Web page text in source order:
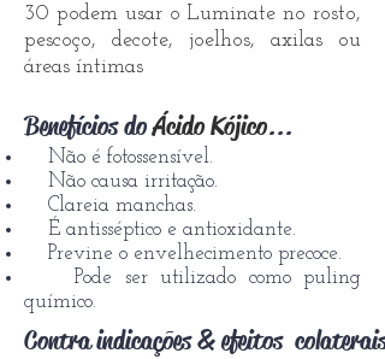
30 podem usar o Luminate no rosto,
pescoço, decote, joelhos, axilas ou
áreas íntimas
Benefícios doÁcido Kójico...
Não é fotossensível.
Não causa irritação.
Clareia manchas.
É antisséptico e antioxidante.
Previne o envelhecimento precoce.
Pode ser utilizado como puling
químico.
Contra indicações & efeitos